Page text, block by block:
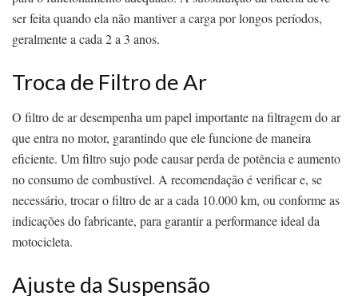
ser feita quando ela não mantiver a carga por longos períodos,
geralmente a cada 2 a 3 anos.
Troca de Filtro de Ar
O filtro de ar desempenha um papel importante na filtragem do ar
que entra no motor, garantindo que ele funcione de maneira
eficiente. Um filtro sujo pode causar perda de potência e aumento
no consumo de combustível. A recomendação é verificar e, se
necessário, trocar o filtro de ar a cada 10.000 km, ou conforme as
indicações do fabricante, para garantir a performance ideal da
motocicleta.
Ajuste da Suspensão